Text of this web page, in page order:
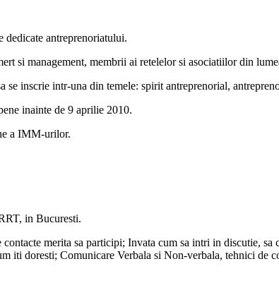
dedicate antreprenoriatului.
si management, membrii ai retelelor si asociatiilor din
inscrie intr-una din temele: spirit antreprenorial,
inainte de 9 aprilie 2010.
a IMM-urilor.
in Bucuresti.
merita sa participi; Invata cum sa intri in discutie,
iti doresti; Comunicare Verbala si Non-verbala, tehnici de